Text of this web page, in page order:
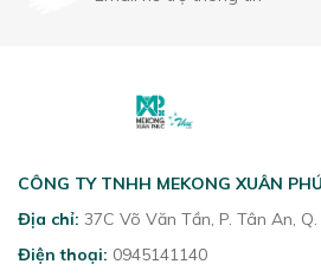
CÔNG TY TNHH MEKONG XUÂN
Địa chỉ: 37C Võ Văn Tần, P. Tân An,
Điện thoại: 0945141140